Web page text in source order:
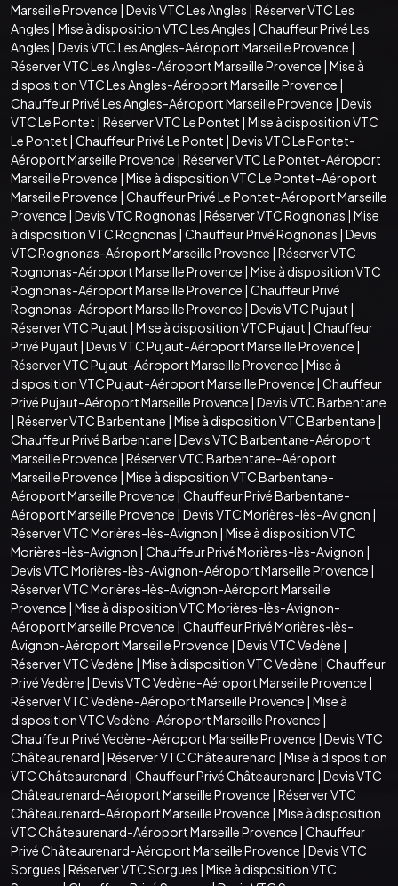
Marseille Provence | Devis VTC Les Angles | Réserver VTC Les
Angles | Mise à disposition VTC Les Angles | Chauffeur Privé Les
Angles | Devis VTC Les Angles-Aéroport Marseille Provence |
Réserver VTC Les Angles-Aéroport Marseille Provence | Mise à
disposition VTC Les Angles-Aéroport Marseille Provence |
Chauffeur Privé Les Angles-Aéroport Marseille Provence | Devis
VTC Le Pontet | Réserver VTC Le Pontet | Mise à disposition VTC
Le Pontet | Chauffeur Privé Le Pontet | Devis VTC Le Pontet-
Aéroport Marseille Provence | Réserver VTC Le Pontet-Aéroport
Marseille Provence | Mise à disposition VTC Le Pontet-Aéroport
Marseille Provence | Chauffeur Privé Le Pontet-Aéroport Marseille
Provence | Devis VTC Rognonas | Réserver VTC Rognonas | Mise
à disposition VTC Rognonas | Chauffeur Privé Rognonas | Devis
VTC Rognonas-Aéroport Marseille Provence | Réserver VTC
Rognonas-Aéroport Marseille Provence | Mise à disposition VTC
Rognonas-Aéroport Marseille Provence | Chauffeur Privé
Rognonas-Aéroport Marseille Provence | Devis VTC Pujaut |
Réserver VTC Pujaut | Mise à disposition VTC Pujaut | Chauffeur
Privé Pujaut | Devis VTC Pujaut-Aéroport Marseille Provence |
Réserver VTC Pujaut-Aéroport Marseille Provence | Mise à
disposition VTC Pujaut-Aéroport Marseille Provence | Chauffeur
Privé Pujaut-Aéroport Marseille Provence | Devis VTC Barbentane
| Réserver VTC Barbentane | Mise à disposition VTC Barbentane |
Chauffeur Privé Barbentane | Devis VTC Barbentane-Aéroport
Marseille Provence | Réserver VTC Barbentane-Aéroport
Marseille Provence | Mise à disposition VTC Barbentane-
Aéroport Marseille Provence | Chauffeur Privé Barbentane-
Aéroport Marseille Provence | Devis VTC Morières-lès-Avignon |
Réserver VTC Morières-lès-Avignon | Mise à disposition VTC
Morières-lès-Avignon | Chauffeur Privé Morières-lès-Avignon |
Devis VTC Morières-lès-Avignon-Aéroport Marseille Provence |
Réserver VTC Morières-lès-Avignon-Aéroport Marseille
Provence | Mise à disposition VTC Morières-lès-Avignon-
Aéroport Marseille Provence | Chauffeur Privé Morières-lès-
Avignon-Aéroport Marseille Provence | Devis VTC Vedène |
Réserver VTC Vedène | Mise à disposition VTC Vedène | Chauffeur
Privé Vedène | Devis VTC Vedène-Aéroport Marseille Provence |
Réserver VTC Vedène-Aéroport Marseille Provence | Mise à
disposition VTC Vedène-Aéroport Marseille Provence |
Chauffeur Privé Vedène-Aéroport Marseille Provence | Devis VTC
Châteaurenard | Réserver VTC Châteaurenard | Mise à disposition
VTC Châteaurenard | Chauffeur Privé Châteaurenard | Devis VTC
Châteaurenard-Aéroport Marseille Provence | Réserver VTC
Châteaurenard-Aéroport Marseille Provence | Mise à disposition
VTC Châteaurenard-Aéroport Marseille Provence | Chauffeur
Privé Châteaurenard-Aéroport Marseille Provence | Devis VTC
Sorgues | Réserver VTC Sorgues | Mise à disposition VTC